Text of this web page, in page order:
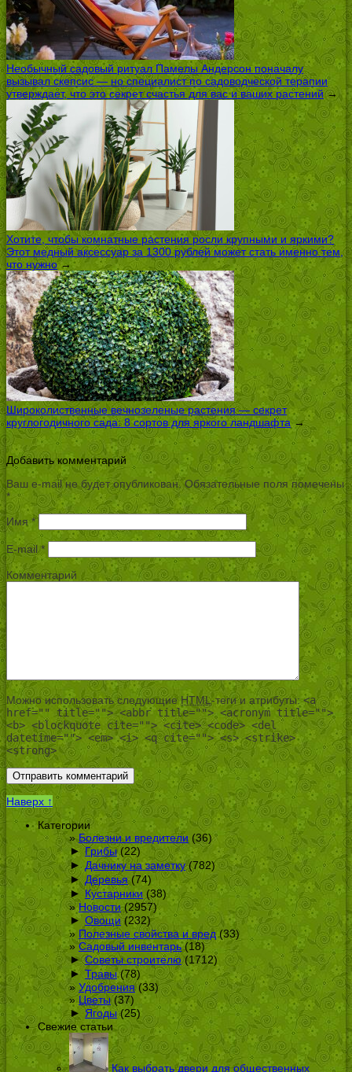
Необычный садовый ритуал Памелы Андерсон поначалу
вызывал скепсис — но специалист по садоводческой терапии
утверждает, что это секрет счастья для вас и ваших растений→
Хотите, чтобы комнатные растения росли крупными и яркими?
Этот медный аксессуар за 1300 рублей может стать именно тем,
что нужно→
Широколиственные вечнозеленые растения — секрет
круглогодичного сада: 8 сортов для яркого ландшафта→
Добавить комментарий
Ваш e-mail не будет опубликован.Обязательные поля помечены
*
Имя*
E-mail*
Комментарий
Можно использовать следующиеHTML-теги и атрибуты:<a
href="" title=""> <abbr title=""> <acronym title="">
<b> <blockquote cite=""> <cite> <code> <del
datetime=""> <em> <i> <q cite=""> <s> <strike>
<strong>
Наверх ↑
Категории
Болезни и вредители (36)
► Грибы(22)
► Дачнику на заметку(782)
► Деревья(74)
► Кустарники (38)
Новости(2957)
► Овощи(232)
Полезные свойства и вред(33)
Садовый инвентарь(18)
► Советы строителю(1712)
► Травы(78)
Удобрения (33)
Цветы(37)
► Ягоды(25)
Свежие статьи
Как выбрать двери для общественных